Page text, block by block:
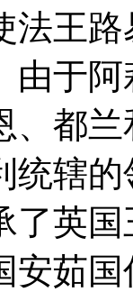
法王
由于
、都
统辖
了英
安茹